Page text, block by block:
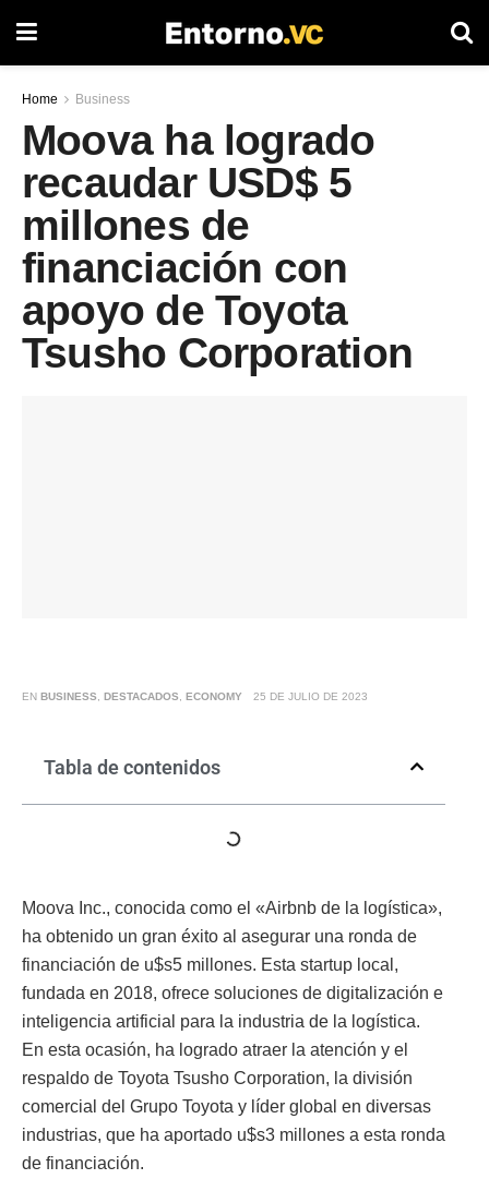
Home Business
Moova ha logrado
recaudar USD$ 5
millones de
financiación con
apoyo de Toyota
Tsusho Corporation
EN BUSINESS DESTACADOS ECONOMY 25 DE JULIO DE 2023
Tabla de contenidos
Moova Inc., conocida como el «Airbnb de la logística»,
ha obtenido un gran éxito al asegurar una ronda de
financiación de u$s5 millones. Esta startup local,
fundada en 2018, ofrece soluciones de digitalización e
inteligencia artificial para la industria de la logística.
En esta ocasión, ha logrado atraer la atención y el
respaldo de Toyota Tsusho Corporation, la división
comercial del Grupo Toyota y líder global en diversas
industrias, que ha aportado u$s3 millones a esta ronda
de financiación.